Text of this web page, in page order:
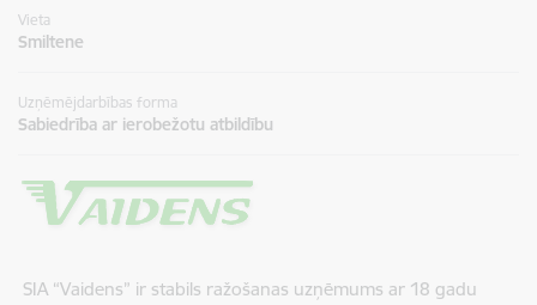
Vieta
Smiltene
Uzņēmējdarbības forma
Sabiedrība ar ierobežotu atbildību
SIA “Vaidens” ir stabils ražošanas uzņēmums ar 18 gadu